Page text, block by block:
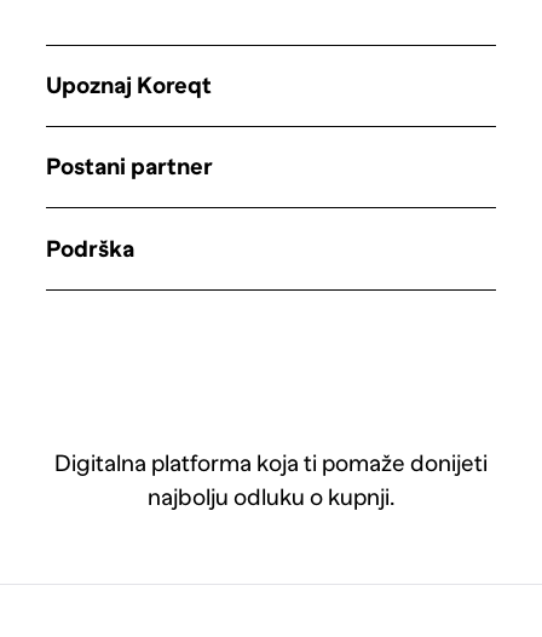
Digitalna platforma koja ti pomaže donijeti
najbolju odluku o kupnji.
Upoznaj Koreqt
Postani partner
Podrška